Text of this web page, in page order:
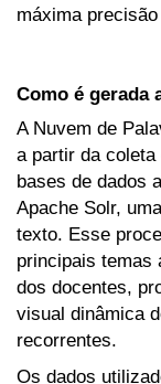
máxima
Como é gerada
A Nuvem de
a partir da
bases de dados
Apache Solr,
texto. Esse
principais temas
dos docentes,
visual dinâmica
recorrentes.
Os dados